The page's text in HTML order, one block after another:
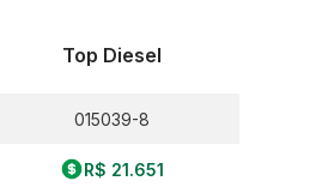
Top Diesel
015039-8
R$ 21.651